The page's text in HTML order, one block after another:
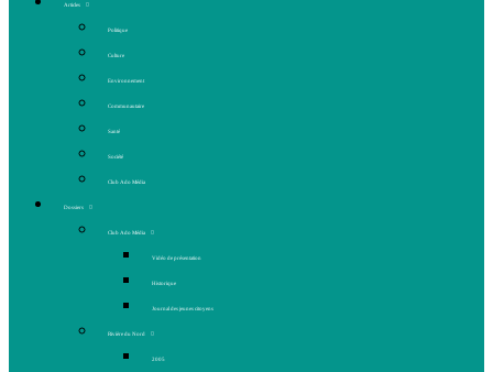
Articles
Politique
Culture
Environnement
Communautaire
Santé
Société
Club Ado Média
Dossiers
Club Ado Média
Vidéo de présentation
Historique
Journal des jeunes citoyens
Rivière du Nord
2005